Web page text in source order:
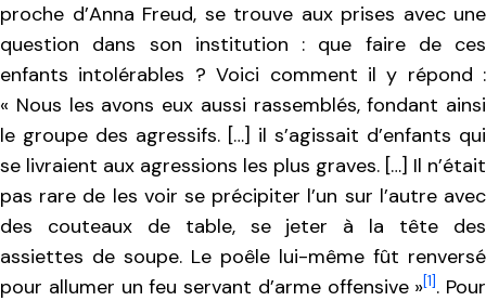
proche d’Anna Freud, se trouve aux prises avec une
question dans son institution : que faire de ces
enfants intolérables ? Voici comment il y répond :
« Nous les avons eux aussi rassemblés, fondant ainsi
le groupe des agressifs. […] il s’agissait d’enfants qui
se livraient aux agressions les plus graves. […] Il n’était
pas rare de les voir se précipiter l’un sur l’autre avec
des couteaux de table, se jeter à la tête des
assiettes de soupe. Le poêle lui-même fût renversé
pour allumer un feu servant d’arme offensive »[1]. Pour